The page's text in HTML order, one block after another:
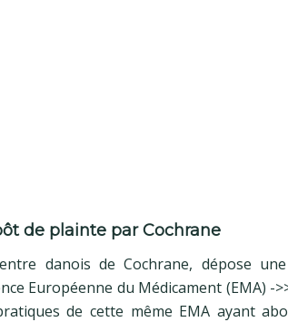
de plainte par Cochrane
danois de Cochrane, dépose une
Européenne du Médicament (EMA) -
de cette même EMA ayant